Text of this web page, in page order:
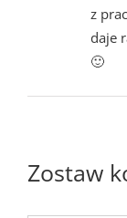
z
daje
🙂
Zostaw